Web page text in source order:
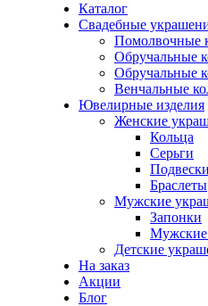
Каталог
Свадебные
Помолвочные
Обручальные
Обручальные
Венчальные
Ювелирные изделия
Женские
Кольца
Серьги
Подвески
Браслеты
Мужские
Запонки
Мужские
Детские
На заказ
Акции
Блог